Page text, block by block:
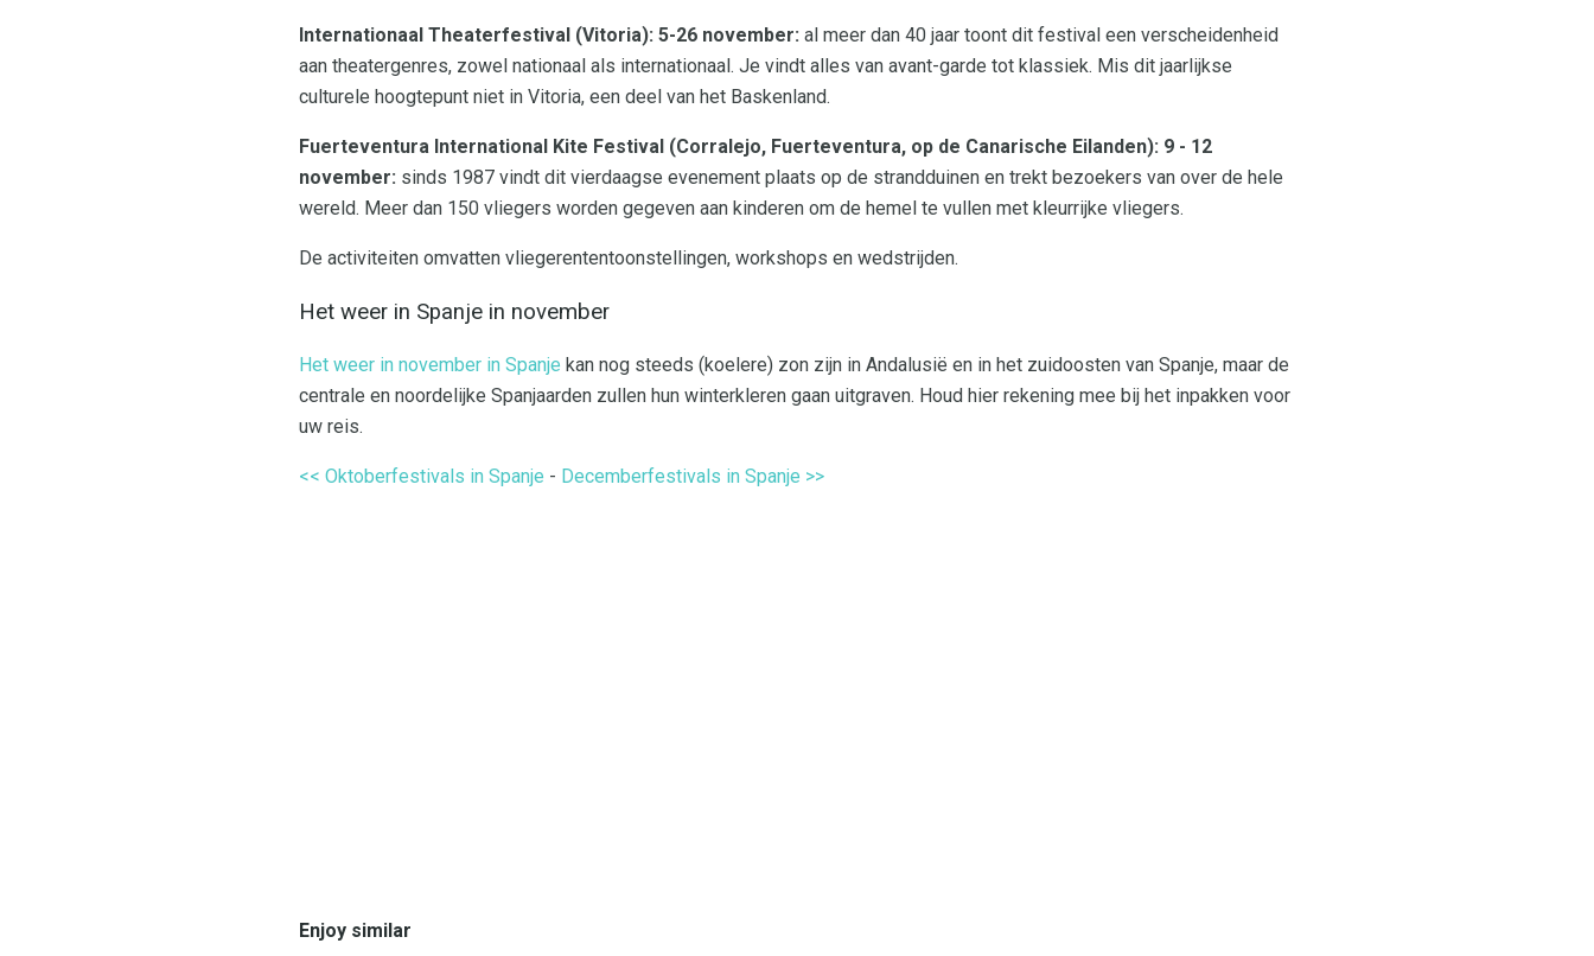
Internationaal Theaterfestival (Vitoria): 5-26 november: al meer dan 40 jaar toont dit festival een verscheidenheid
aan theatergenres, zowel nationaal als internationaal. Je vindt alles van avant-garde tot klassiek. Mis dit jaarlijkse
culturele hoogtepunt niet in Vitoria, een deel van het Baskenland.
Fuerteventura International Kite Festival (Corralejo, Fuerteventura, op de Canarische Eilanden): 9 - 12
november: sinds 1987 vindt dit vierdaagse evenement plaats op de strandduinen en trekt bezoekers van over de hele
wereld. Meer dan 150 vliegers worden gegeven aan kinderen om de hemel te vullen met kleurrijke vliegers.
De activiteiten omvatten vliegerententoonstellingen, workshops en wedstrijden.
Het weer in Spanje in november
Het weer in november in Spanje kan nog steeds (koelere) zon zijn in Andalusië en in het zuidoosten van Spanje, maar de
centrale en noordelijke Spanjaarden zullen hun winterkleren gaan uitgraven. Houd hier rekening mee bij het inpakken voor
uw reis.
<< Oktoberfestivals in Spanje - Decemberfestivals in Spanje >>
Enjoy similar